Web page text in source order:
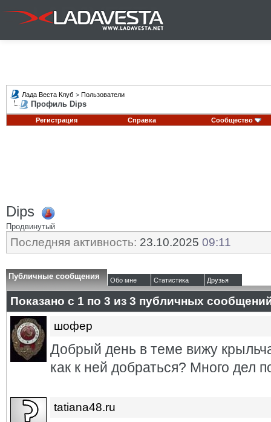
Лада Веста Клуб > Пользователи
Профиль Dips
Регистрация Справка Сообщество
Dips
Продвинутый
Последняя активность: 23.10.2025 09:11
Публичные сообщения Обо мне Статистика Друзья
Показано с 1 по 3 из 3 публичных
шофер
Добрый день в теме вижу
как к ней добраться? Много дел
tatiana48.ru